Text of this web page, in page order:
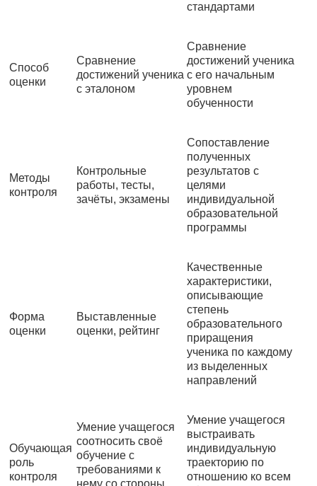
стандартами
Способ
оценки
Сравнение
достижений ученика
с эталоном
Сравнение
достижений ученика
с его начальным
уровнем
обученности
Методы
контроля
Контрольные
работы, тесты,
зачёты, экзамены
Сопоставление
полученных
результатов с
целями
индивидуальной
образовательной
программы
Форма
оценки
Выставленные
оценки, рейтинг
Качественные
характеристики,
описывающие
степень
образовательного
приращения
ученика по каждому
из выделенных
направлений
Обучающая
роль
контроля
Умение учащегося
соотносить своё
обучение с
требованиями к
Умение учащегося
выстраивать
индивидуальную
траекторию по
отношению ко всем